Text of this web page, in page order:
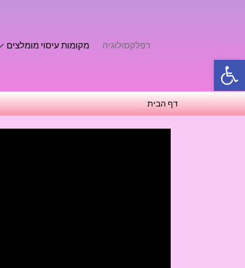
פתח סרגל נגישות
רפלקסולוגיה מקומות עיסוי מומלצים
דף הבית